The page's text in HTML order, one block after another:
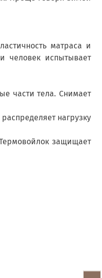
матраса и
человек испытывает
части тела. Снимает
нагрузку
защищает